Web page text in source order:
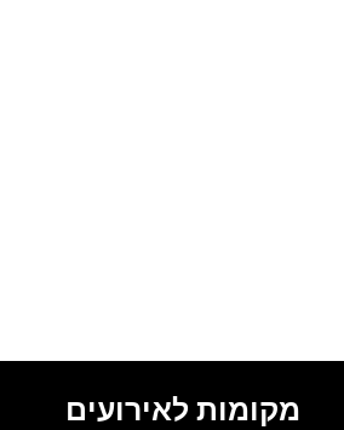
מקומות לאירועים